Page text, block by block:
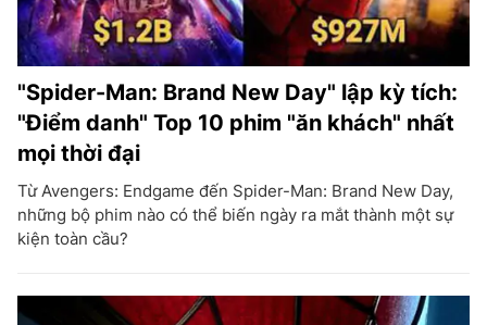
"Spider-Man: Brand New Day" lập kỳ tích:
"Điểm danh" Top 10 phim "ăn khách" nhất
mọi thời đại
Từ Avengers: Endgame đến Spider-Man: Brand New Day,
những bộ phim nào có thể biến ngày ra mắt thành một sự
kiện toàn cầu?